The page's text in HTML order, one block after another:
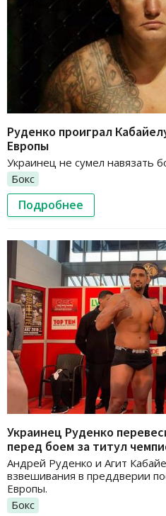
Руденко проиграл
Европы
Украинец не сумел навязать
Бокс
Подробнее
Украинец Руденко
перед боем за титул
Андрей Руденко и Агит
взвешивания в преддверии
Европы.
Бокс